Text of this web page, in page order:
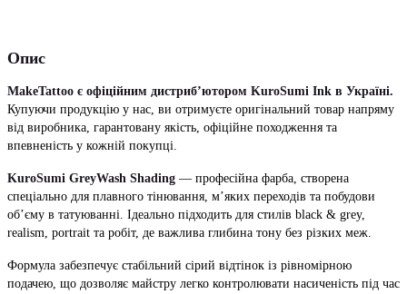
Опис
MakeTattoo є офіційним дистриб’ютором KuroSumi Ink в Україні.
Купуючи продукцію у нас, ви отримуєте оригінальний товар напряму
від виробника, гарантовану якість, офіційне походження та
впевненість у кожній покупці.
KuroSumi GreyWash Shading — професійна фарба, створена
спеціально для плавного тінювання, м’яких переходів та побудови
об’єму в татуюванні. Ідеально підходить для стилів black & grey,
realism, portrait та робіт, де важлива глибина тону без різких меж.
Формула забезпечує стабільний сірий відтінок із рівномірною
подачею, що дозволяє майстру легко контролювати насиченість під час